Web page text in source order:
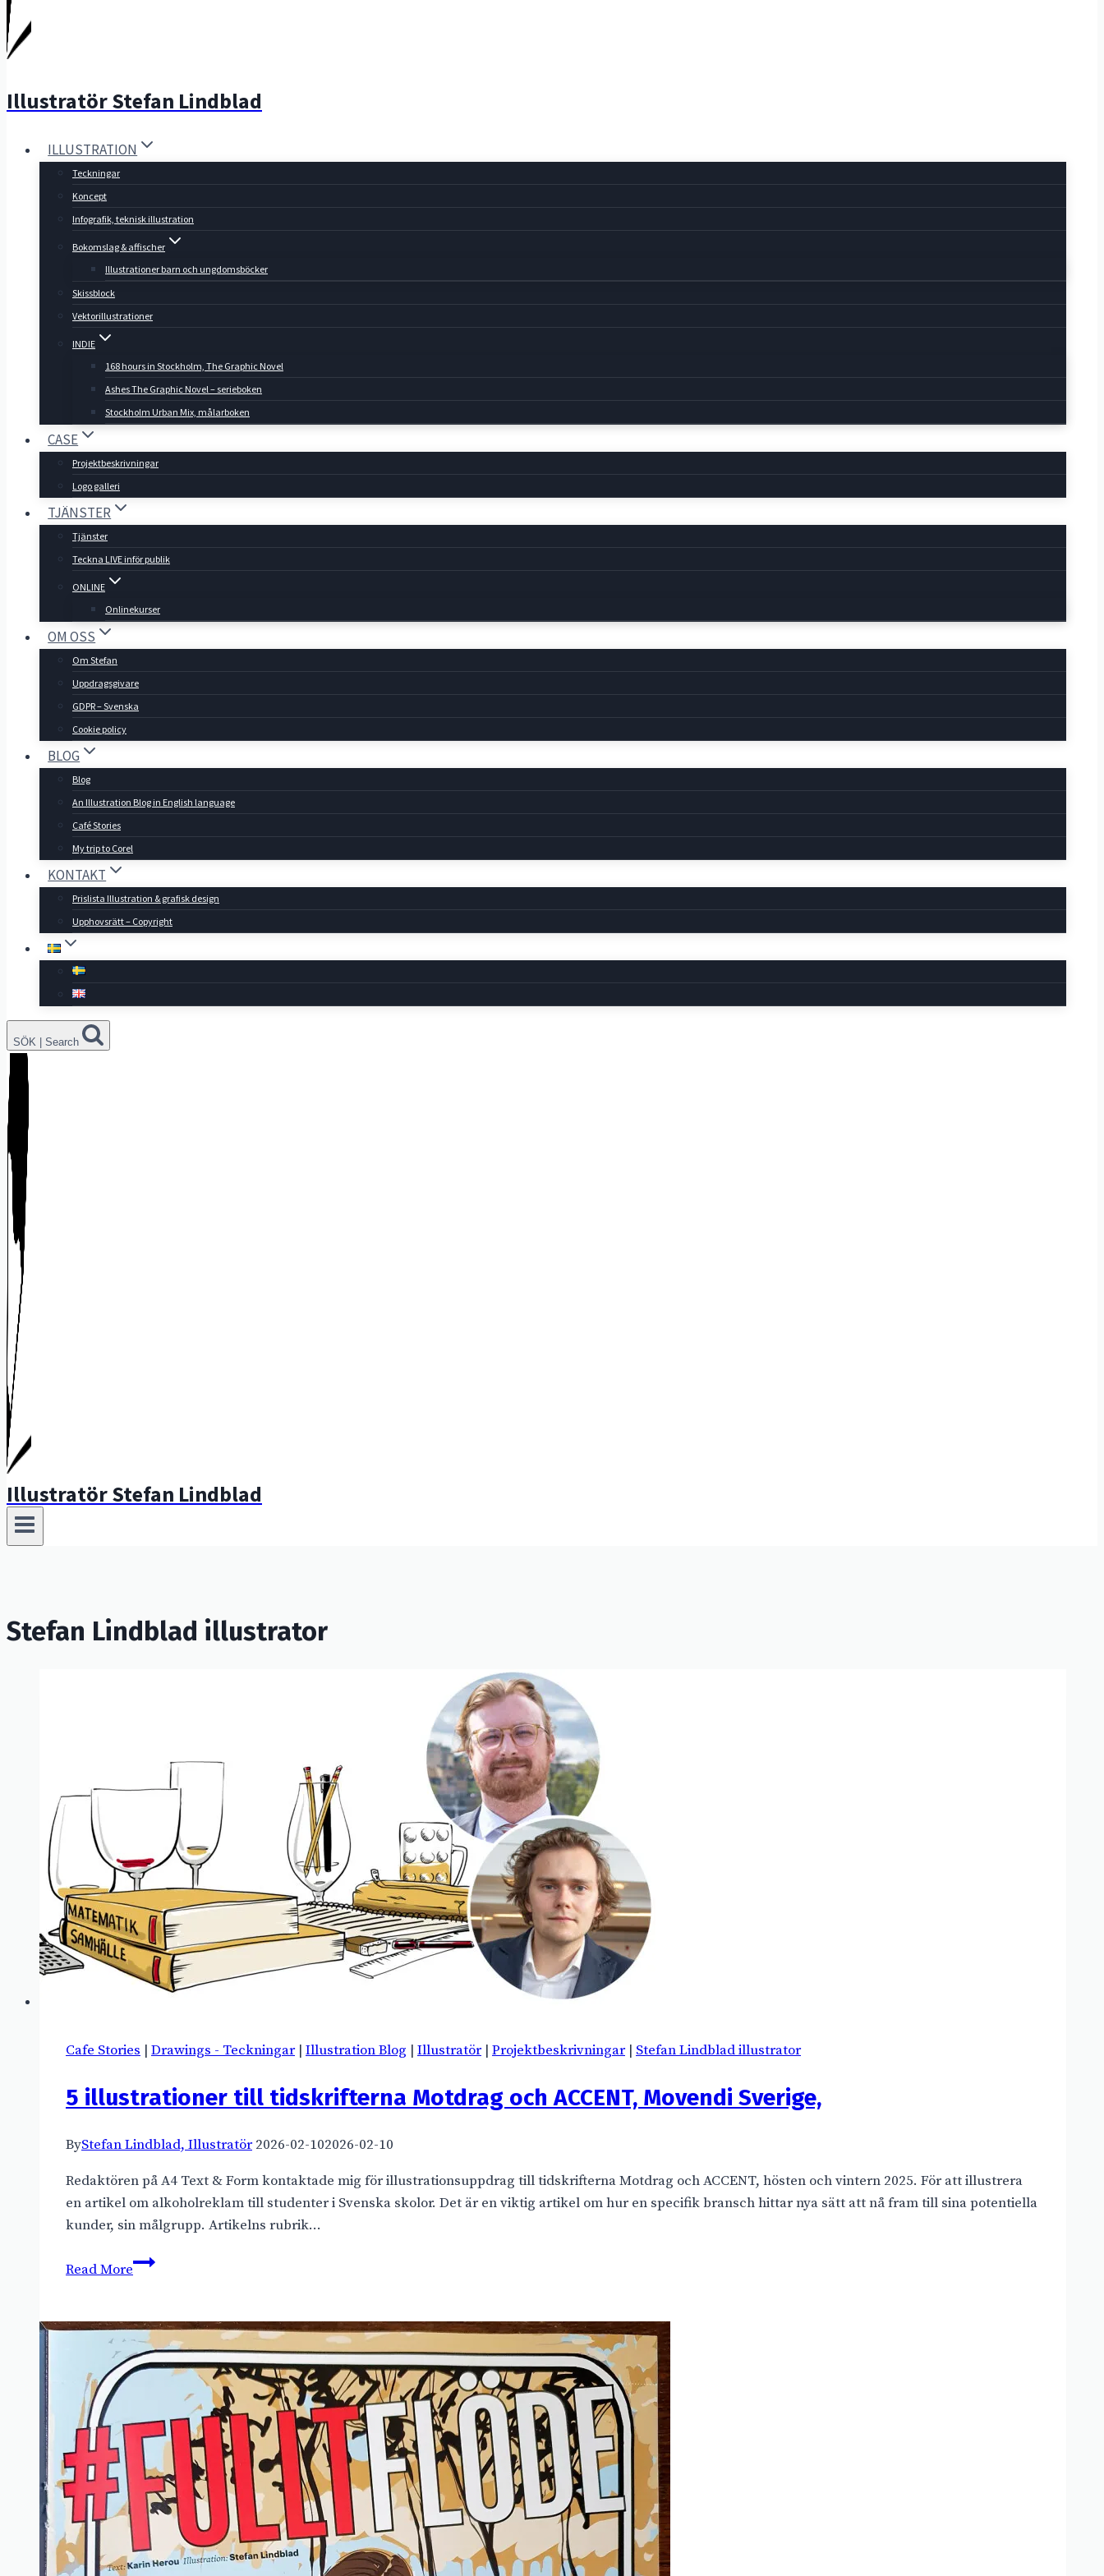
Illustratör Stefan Lindblad
ILLUSTRATION
Teckningar
Koncept
Infografik, teknisk illustration
Bokomslag & affischer
Illustrationer barn och ungdomsböcker
Skissblock
Vektorillustrationer
INDIE
168 hours in Stockholm, The Graphic Novel
Ashes The Graphic Novel – serieboken
Stockholm Urban Mix, målarboken
CASE
Projektbeskrivningar
Logo galleri
TJÄNSTER
Tjänster
Teckna LIVE inför publik
ONLINE
Onlinekurser
OM OSS
Om Stefan
Uppdragsgivare
GDPR – Svenska
Cookie policy
BLOG
Blog
An Illustration Blog in English language
Café Stories
My trip to Corel
KONTAKT
Prislista Illustration & grafisk design
Upphovsrätt – Copyright
SÖK | Search
Illustratör Stefan Lindblad
Stefan Lindblad illustrator
Cafe Stories | Drawings - Teckningar| Illustration Blog | Illustratör| Projektbeskrivningar| Stefan Lindblad illustrator
5 illustrationer till tidskrifterna Motdrag och ACCENT, Movendi Sverige,
ByStefan Lindblad, Illustratör 2026-02-102026-02-10
Redaktören på A4 Text & Form kontaktade mig för illustrationsuppdrag till tidskrifterna Motdrag och ACCENT, hösten och vintern 2025. För att illustrera
en artikel om alkoholreklam till studenter i Svenska skolor. Det är en viktig artikel om hur en specifik bransch hittar nya sätt att nå fram till sina potentiella
kunder, sin målgrupp. Artikelns rubrik…
Read More5
tidskrifterna
Motdrag
och
ACCENT,
Movendi
Sverige,